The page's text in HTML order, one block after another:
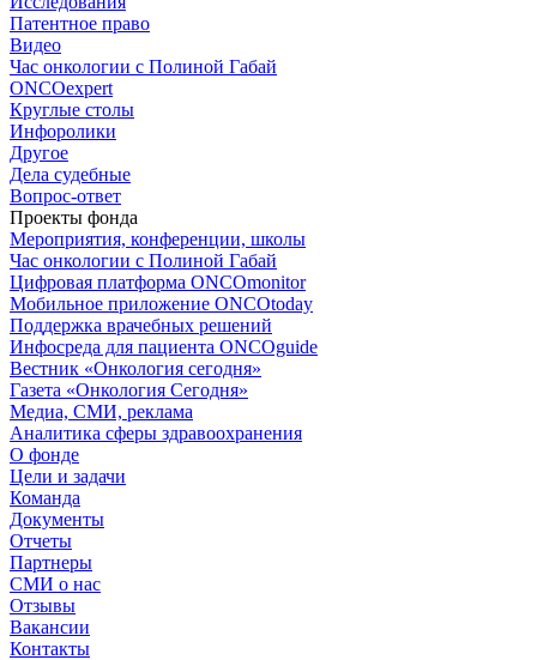
Патентное право
Видео
Час онкологии с Полиной Габай
ONCOexpert
Круглые столы
Инфоролики
Другое
Дела судебные
Вопрос-ответ
Проекты фонда
Мероприятия, конференции, школы
Час онкологии с Полиной Габай
Цифровая платформа ONCOmonitor
Мобильное приложение ONCOtoday
Поддержка врачебных решений
Инфосреда для пациента ONCOguide
Вестник «Онкология сегодня»
Газета «Онкология Сегодня»
Медиа, СМИ, реклама
Аналитика сферы здравоохранения
О фонде
Цели и задачи
Команда
Документы
Отчеты
Партнеры
СМИ о нас
Отзывы
Вакансии
Контакты